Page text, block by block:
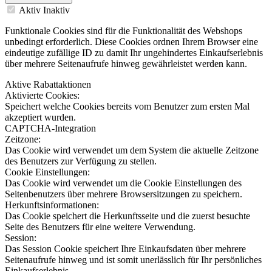
Aktiv Inaktiv
Funktionale Cookies sind für die Funktionalität des Webshops
unbedingt erforderlich. Diese Cookies ordnen Ihrem Browser eine
eindeutige zufällige ID zu damit Ihr ungehindertes Einkaufserlebnis
über mehrere Seitenaufrufe hinweg gewährleistet werden kann.
Aktive Rabattaktionen
Aktivierte Cookies:
Speichert welche Cookies bereits vom Benutzer zum ersten Mal
akzeptiert wurden.
CAPTCHA-Integration
Zeitzone:
Das Cookie wird verwendet um dem System die aktuelle Zeitzone
des Benutzers zur Verfügung zu stellen.
Cookie Einstellungen:
Das Cookie wird verwendet um die Cookie Einstellungen des
Seitenbenutzers über mehrere Browsersitzungen zu speichern.
Herkunftsinformationen:
Das Cookie speichert die Herkunftsseite und die zuerst besuchte
Seite des Benutzers für eine weitere Verwendung.
Session:
Das Session Cookie speichert Ihre Einkaufsdaten über mehrere
Seitenaufrufe hinweg und ist somit unerlässlich für Ihr persönliches